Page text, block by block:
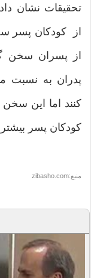
تحقیقات نشان
از کودکان پسر
از پسران سخن
پدران به نسبت
کنند اما این
کودکان پسر
منبع:zibasho.com